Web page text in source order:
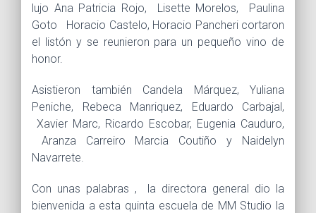
lujo Ana Patricia Rojo, Lisette Morelos, Paulina
Goto Horacio Castelo, Horacio Pancheri cortaron
el listón y se reunieron para un pequeño vino de
honor.
Asistieron también Candela Márquez, Yuliana
Peniche, Rebeca Manriquez, Eduardo Carbajal,
Xavier Marc, Ricardo Escobar, Eugenia Cauduro,
Aranza Carreiro Marcia Coutiño y Naidelyn
Navarrete.
Con unas palabras , la directora general dio la
bienvenida a esta quinta escuela de MM Studio la